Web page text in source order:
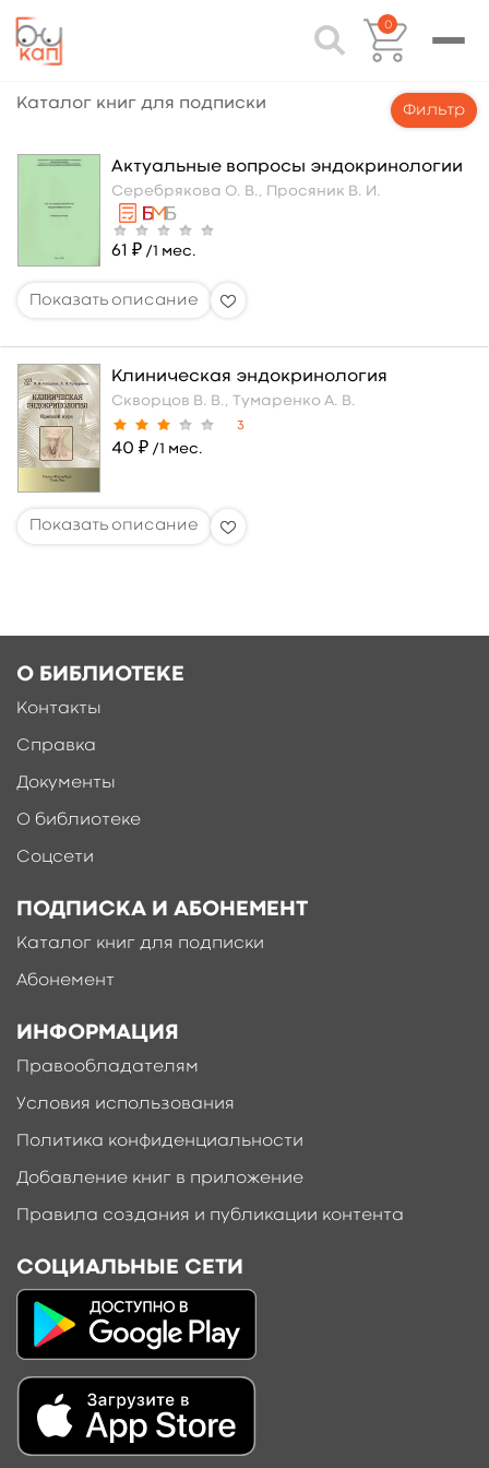
0
Каталог книг для подписки Фильтр
Актуальные вопросы эндокринологии
Серебрякова О. В., Просяник В. И.
61 ₽ /1 мес.
Клиническая эндокринология
Скворцов В. В., Тумаренко А. В.
3
40 ₽ /1 мес.
О БИБЛИОТЕКЕ
Контакты
Справка
Документы
О библиотеке
Соцсети
ПОДПИСКА И АБОНЕМЕНТ
Каталог книг для подписки
Абонемент
ИНФОРМАЦИЯ
Правообладателям
Условия использования
Политика конфиденциальности
Добавление книг в приложение
Правила создания и публикации контента
СОЦИАЛЬНЫЕ СЕТИ